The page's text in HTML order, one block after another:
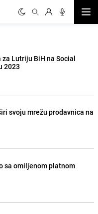
Lutriju BiH na Social
2023
svoju mrežu prodavnica na
sa omiljenom platnom